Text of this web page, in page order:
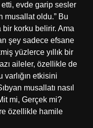
etti, evde garip sesler
musallat oldu.” Bu
korku belirir. Ama
şey sadece efsane
yüzlerce yıllık bir
aileler, özellikle de
varlığın etkisini
musallatı nasıl
mi, Gerçek mi?
özellikle hamile